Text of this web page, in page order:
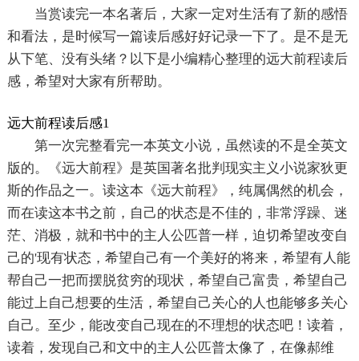
当赏读完一本名著后，大家一定对生活有了新的感悟
和看法，是时候写一篇读后感好好记录一下了。是不是无
从下笔、没有头绪？以下是小编精心整理的远大前程读后
感，希望对大家有所帮助。
远大前程读后感1
第一次完整看完一本英文小说，虽然读的不是全英文
版的。《远大前程》是英国著名批判现实主义小说家狄更
斯的作品之一。读这本《远大前程》，纯属偶然的机会，
而在读这本书之前，自己的状态是不佳的，非常浮躁、迷
茫、消极，就和书中的主人公匹普一样，迫切希望改变自
己的'现有状态，希望自己有一个美好的将来，希望有人能
帮自己一把而摆脱贫穷的现状，希望自己富贵，希望自己
能过上自己想要的生活，希望自己关心的人也能够多关心
自己。至少，能改变自己现在的不理想的状态吧！读着，
读着，发现自己和文中的主人公匹普太像了，在像郝维